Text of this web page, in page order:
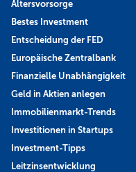
Altersvorsorge
Bestes Investment
Entscheidung der FED
Europäische Zentralbank
Finanzielle Unabhängigkeit
Geld in Aktien anlegen
Immobilienmarkt-Trends
Investitionen in Startups
Investment-Tipps
Leitzinsentwicklung